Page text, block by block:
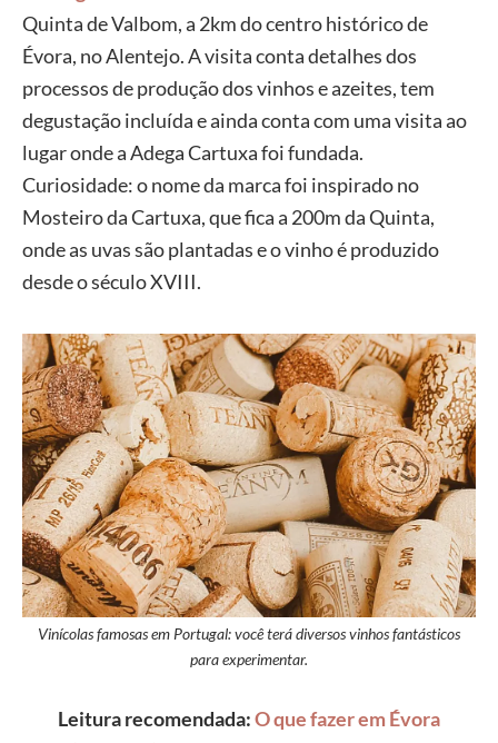
Quinta de Valbom, a 2km do centro histórico de
Évora, no Alentejo. A visita conta detalhes dos
processos de produção dos vinhos e azeites, tem
degustação incluída e ainda conta com uma visita ao
lugar onde a Adega Cartuxa foi fundada.
Curiosidade: o nome da marca foi inspirado no
Mosteiro da Cartuxa, que fica a 200m da Quinta,
onde as uvas são plantadas e o vinho é produzido
desde o século XVIII.
Vinícolas famosas em Portugal: você terá diversos vinhos fantásticos
para experimentar.
Leitura recomendada:O que fazer em Évora